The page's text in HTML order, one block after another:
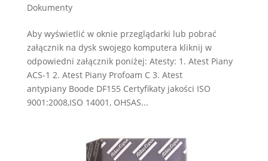
Dokumenty
Aby wyświetlić w oknie przeglądarki lub pobrać
załącznik na dysk swojego komputera kliknij w
odpowiedni załącznik poniżej: Atesty: 1. Atest Piany
ACS-1 2. Atest Piany Profoam C 3. Atest
antypiany Boode DF155 Certyfikaty jakości ISO
9001:2008,ISO 14001, OHSAS...